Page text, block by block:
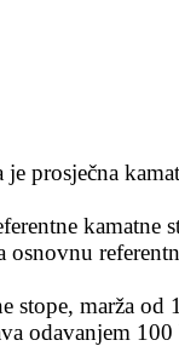
je prosječna
kamatne
osnovnu
stope, marža
odavanjem